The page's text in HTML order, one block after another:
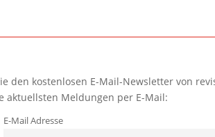
den kostenlosen E-Mail-Newsletter von
aktuellsten Meldungen per E-Mail:
E-Mail Adresse